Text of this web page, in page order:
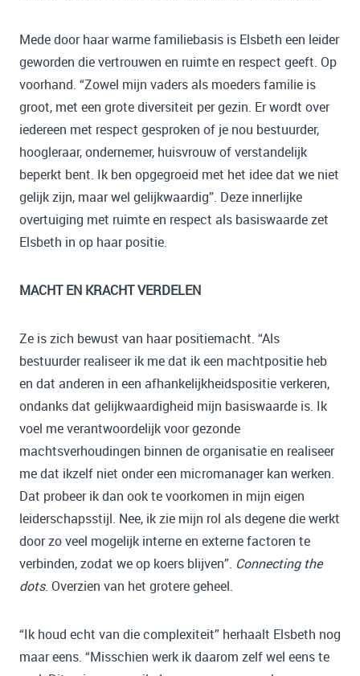
Mede door haar warme familiebasis is Elsbeth een leider
geworden die vertrouwen en ruimte en respect geeft. Op
voorhand. “Zowel mijn vaders als moeders familie is
groot, met een grote diversiteit per gezin. Er wordt over
iedereen met respect gesproken of je nou bestuurder,
hoogleraar, ondernemer, huisvrouw of verstandelijk
beperkt bent. Ik ben opgegroeid met het idee dat we niet
gelijk zijn, maar wel gelijkwaardig”. Deze innerlijke
overtuiging met ruimte en respect als basiswaarde zet
Elsbeth in op haar positie.
MACHT EN KRACHT VERDELEN
Ze is zich bewust van haar positiemacht. “Als
bestuurder realiseer ik me dat ik een machtpositie heb
en dat anderen in een afhankelijkheidspositie verkeren,
ondanks dat gelijkwaardigheid mijn basiswaarde is. Ik
voel me verantwoordelijk voor gezonde
machtsverhoudingen binnen de organisatie en realiseer
me dat ikzelf niet onder een micromanager kan werken.
Dat probeer ik dan ook te voorkomen in mijn eigen
leiderschapsstijl. Nee, ik zie mijn rol als degene die werkt
door zo veel mogelijk interne en externe factoren te
verbinden, zodat we op koers blijven”. Connecting the
dots. Overzien van het grotere geheel.
“Ik houd echt van die complexiteit” herhaalt Elsbeth nog
maar eens. “Misschien werk ik daarom zelf wel eens te